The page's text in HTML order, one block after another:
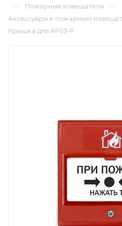
— Пожарные извещатели —
Аксессуары к пожарным
Крышка для RF03-Р